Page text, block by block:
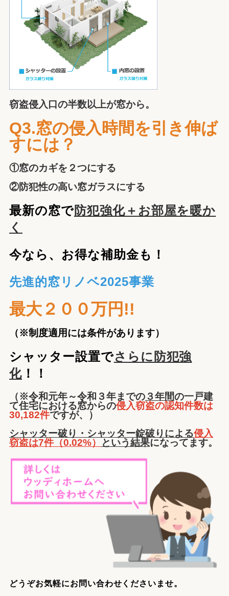
窃盗侵入口の半数以上が窓から。
Q3.窓の侵入時間を引き伸ば
すには？
①窓のカギを２つにする
②防犯性の高い窓ガラスにする
最新の窓で防犯強化＋お部屋を暖か
く
今なら、お得な補助金も！
先進的窓リノベ2025事業
最大２００万円!!
（※制度適用には条件があります）
シャッター設置でさらに防犯強
化！！
（※令和元年～令和３年までの３年間の一戸建
て住宅における窓からの侵入窃盗の認知件数は
30,182件ですが、）
シャッター破り・シャッター錠破りによる侵入
窃盗は7件（0.02%）
という結果になってます。
どうぞお気軽にお問い合わせくださいませ。